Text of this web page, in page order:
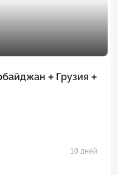
+ Грузия +
10 дней